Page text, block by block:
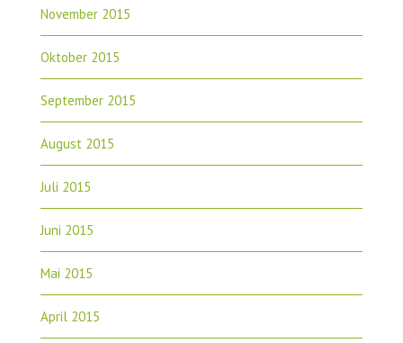
November 2015
Oktober 2015
September 2015
August 2015
Juli 2015
Juni 2015
Mai 2015
April 2015